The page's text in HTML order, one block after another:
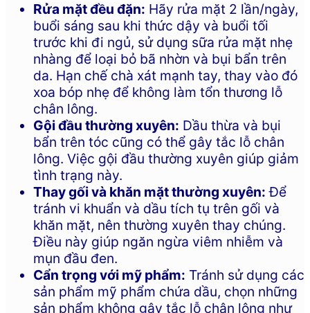
Rửa mặt đều đặn: Hãy rửa mặt 2 lần/ngày,
buổi sáng sau khi thức dậy và buổi tối
trước khi đi ngủ, sử dụng sữa rửa mặt nhẹ
nhàng để loại bỏ bã nhờn và bụi bẩn trên
da. Hạn chế chà xát mạnh tay, thay vào đó
xoa bóp nhẹ để không làm tổn thương lỗ
chân lông.
Gội đầu thường xuyên: Dầu thừa và bụi
bẩn trên tóc cũng có thể gây tắc lỗ chân
lông. Việc gội đầu thường xuyên giúp giảm
tình trạng này.
Thay gối và khăn mặt thường xuyên: Để
tránh vi khuẩn và dầu tích tụ trên gối và
khăn mặt, nên thường xuyên thay chúng.
Điều này giúp ngăn ngừa viêm nhiễm và
mụn đầu đen.
Cẩn trọng với mỹ phẩm: Tránh sử dụng các
sản phẩm mỹ phẩm chứa dầu, chọn những
sản phẩm không gây tắc lỗ chân lông như